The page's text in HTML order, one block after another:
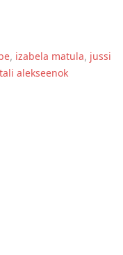
, izabela matula, jussi
alekseenok